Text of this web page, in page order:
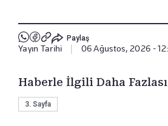
Paylaş
Yayın Tarihi 06 Ağustos, 2026 -
Haberle İlgili Daha Fazlası
3. Sayfa